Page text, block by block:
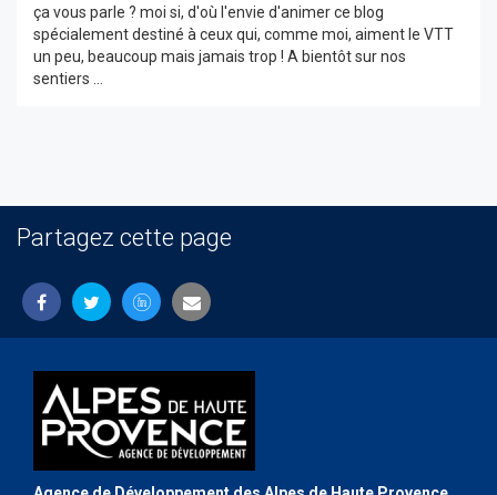
ça vous parle ? moi si, d'où l'envie d'animer ce blog
spécialement destiné à ceux qui, comme moi, aiment le VTT
un peu, beaucoup mais jamais trop ! A bientôt sur nos
sentiers ...
Partagez cette page